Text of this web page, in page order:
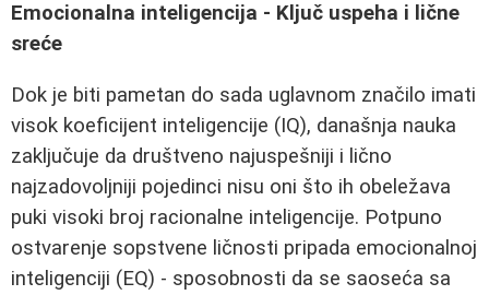
Emocionalna inteligencija - Ključ uspeha i lične
sreće
Dok je biti pametan do sada uglavnom značilo imati
visok koeficijent inteligencije (IQ), današnja nauka
zaključuje da društveno najuspešniji i lično
najzadovoljniji pojedinci nisu oni što ih obeležava
puki visoki broj racionalne inteligencije. Potpuno
ostvarenje sopstvene ličnosti pripada emocionalnoj
inteligenciji (EQ) - sposobnosti da se saoseća sa